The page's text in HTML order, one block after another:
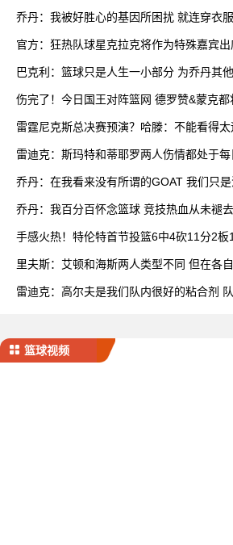
乔丹：我被好胜心的基因所困扰 就连穿衣
官方：狂热队球星克拉克将作为特殊嘉宾
巴克利：篮球只是人生一小部分 为乔丹其
伤完了！今日国王对阵篮网 德罗赞&蒙克都
雷霆尼克斯总决赛预演？哈滕：不能看得太
雷迪克：斯玛特和蒂耶罗两人伤情都处于
乔丹：在我看来没有所谓的GOAT 我们只是
乔丹：我百分百怀念篮球 竞技热血从未褪
手感火热！特伦特首节投篮6中4砍11分2板
里夫斯：艾顿和海斯两人类型不同 但在各
雷迪克：高尔夫是我们队内很好的粘合剂
篮球视频